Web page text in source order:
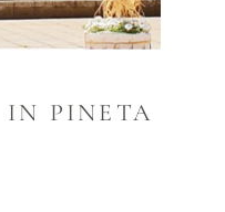
PINETA